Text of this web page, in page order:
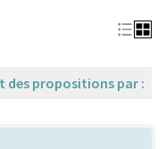
des propositions par :